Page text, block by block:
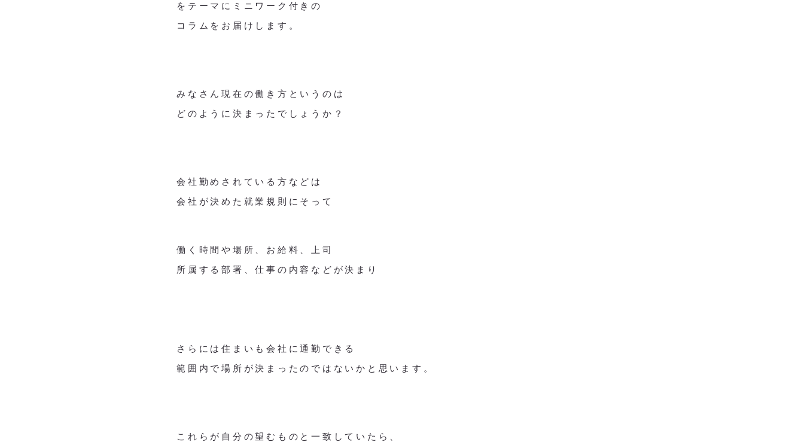
をテーマにミニワーク付きの
コラムをお届けします。
みなさん現在の働き方というのは
どのように決まったでしょうか？
会社勤めされている方などは
会社が決めた就業規則にそって
働く時間や場所、お給料、上司
所属する部署、仕事の内容などが決まり
さらには住まいも会社に通勤できる
範囲内で場所が決まったのではないかと思います。
これらが自分の望むものと一致していたら、